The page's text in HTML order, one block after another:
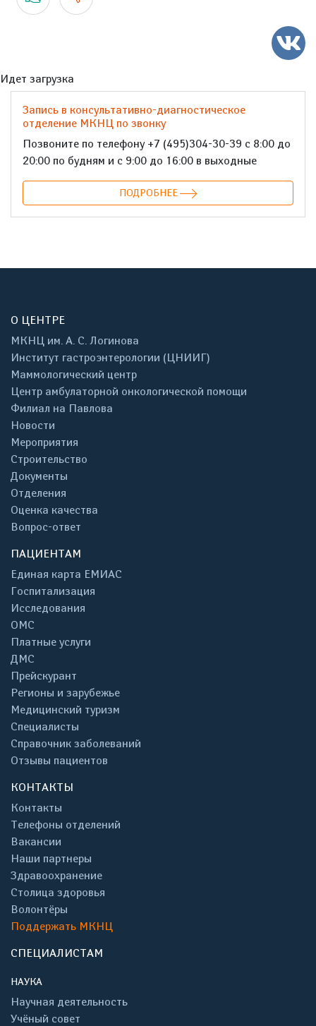
Идет загрузка
Запись в консультативно-диагностическое
отделение МКНЦ по звонку
Позвоните по телефону +7 (495)304-30-39 с 8:00 до
20:00 по будням и с 9:00 до 16:00 в выходные
ПОДРОБНЕЕ
О ЦЕНТРЕ
МКНЦ им. А. С. Логинова
Институт гастроэнтерологии (ЦНИИГ)
Маммологический центр
Центр амбулаторной онкологической помощи
Филиал на Павлова
Новости
Мероприятия
Строительство
Документы
Отделения
Оценка качества
Вопрос-ответ
ПАЦИЕНТАМ
Единая карта ЕМИАС
Госпитализация
Исследования
ОМС
Платные услуги
ДМС
Прейскурант
Регионы и зарубежье
Медицинский туризм
Специалисты
Справочник заболеваний
Отзывы пациентов
КОНТАКТЫ
Контакты
Телефоны отделений
Вакансии
Наши партнеры
Здравоохранение
Столица здоровья
Волонтёры
Поддержать МКНЦ
СПЕЦИАЛИСТАМ
НАУКА
Научная деятельность
Учёный совет